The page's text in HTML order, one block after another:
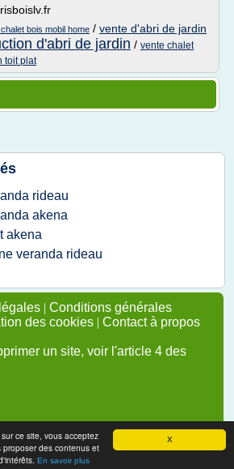
X
ce site, vous acceptez
des contenus et
En savoir plus
bois mobil home / vente d'abri de jardin
d'abri de jardin / vente chalet
toit plat
rideau
akena
akena
veranda rideau
| Conditions générales
des cookies | Contact à propos
un site, voir l'article 4 des